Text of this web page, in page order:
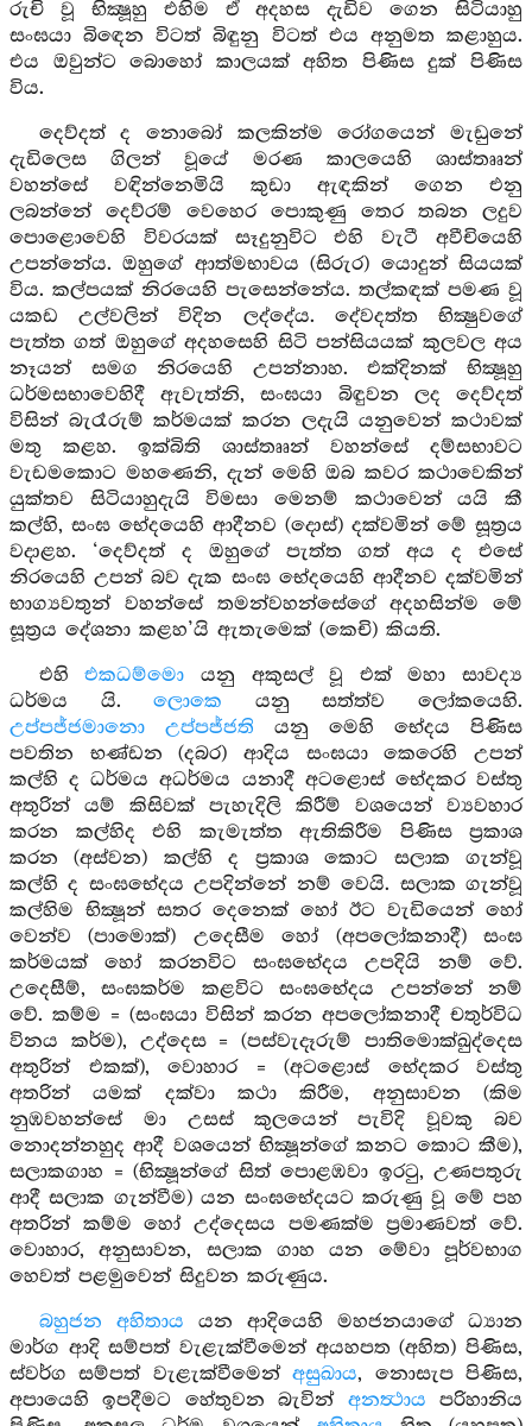
රුචි වූ භික්‍ෂූහු එහිම ඒ අදහස දැඩිව ගෙන සිටියාහු
සංඝයා බිඳෙන විටත් බිඳුනු විටත් එය අනුමත කළාහුය.
එය ඔවුන්ට බොහෝ කාලයක් අහිත පිණිස දුක් පිණිස
විය.
දෙව්දත් ද නොබෝ කලකින්ම රෝගයෙන් මැඩුනේ
දැඩිලෙස ගිලන් වූයේ මරණ කාලයෙහි ශාස්තෲන්
වහන්සේ වඳින්නෙමියි කුඩා ඇඳකින් ගෙන එනු
ලබන්නේ දෙව්රම් වෙහෙර පොකුණු තෙර තබන ලදුව
පොළොවෙහි විවරයක් සෑදුනුවිට එහි වැටී අවීචියෙහි
උපන්නේය. ඔහුගේ ආත්මභාවය (සිරුර) යොදුන් සියයක්
විය. කල්පයක් නිරයෙහි පැසෙන්නේය. තල්කඳක් පමණ වූ
යකඩ උල්වලින් විදින ලද්දේය. දේවදත්ත භික්‍ෂුවගේ
පැත්ත ගත් ඔහුගේ අදහසෙහි සිටි පන්සියයක් කුලවල අය
නෑයන් සමග නිරයෙහි උපන්නාහ. එක්දිනක් භික්‍ෂූහු
ධර්මසභාවෙහිදී ඇවැත්නි, සංඝයා බිඳුවන ලද දෙව්දත්
විසින් බැරෑරුම් කර්මයක් කරන ලදැයි යනුවෙන් කථාවක්
මතු කළහ. ඉක්බිති ශාස්තෲන් වහන්සේ දම්සභාවට
වැඩමකොට මහණෙනි, දැන් මෙහි ඔබ කවර කථාවෙකින්
යුක්තව සිටියාහුදැයි විමසා මෙනම් කථාවෙන් යයි කී
කල්හි, සංඝ භේදයෙහි ආදීනව (දොස්) දක්වමින් මේ සූත්‍රය
වදාළහ. ‘දෙව්දත් ද ඔහුගේ පැත්ත ගත් අය ද එසේ
නිරයෙහි උපන් බව දැක සංඝ භේදයෙහි ආදීනව දක්වමින්
භාග්‍යවතුන් වහන්සේ තමන්වහන්සේගේ අදහසින්ම මේ
සූත්‍රය දේශනා කළහ’යි ඇතැමෙක් (කෙචි) කියති.
එහිඑකධම්මො යනු අකුසල් වූ එක් මහා සාවද්‍ය
ධර්මය යි.ලොකෙ යනු සත්ත්ව ලෝකයෙහි.
උප්පජ්ජමානො උප්පජ්ජති යනු මෙහි භේදය පිණිස
පවතින භණ්ඩන (දබර) ආදිය සංඝයා කෙරෙහි උපන්
කල්හි ද ධර්මය අධර්මය යනාදී අටළොස් භේදකර වස්තු
අතුරින් යම් කිසිවක් පැහැදිලි කිරීම් වශයෙන් ව්‍යවහාර
කරන කල්හිද එහි කැමැත්ත ඇතිකිරීම පිණිස ප්‍රකාශ
කරන (අස්වන) කල්හි ද ප්‍රකාශ කොට සලාක ගැන්වූ
කල්හි ද සංඝභේදය උපදින්නේ නම් වෙයි. සලාක ගැන්වූ
කල්හිම භික්‍ෂූන් සතර දෙනෙක් හෝ ඊට වැඩියෙන් හෝ
වෙන්ව (පාමොක්) උදෙසීම හෝ (අපලෝකනාදී) සංඝ
කර්මයක් හෝ කරනවිට සංඝභේදය උපදියි නම් වේ.
උදෙසීම්, සංඝකර්ම කළවිට සංඝභේදය උපන්නේ නම්
වේ. කම්ම = (සංඝයා විසින් කරන අපලෝකනාදී චතුර්විධ
විනය කර්ම), උද්දෙස = (පස්වැදෑරුම් පාතිමොක්ඛුද්දෙස
අතුරින් එකක්), වොහාර = (අටළොස් භේදකර වස්තු
අතරින් යමක් දක්වා කථා කිරීම, අනුසාවන (කිම
නුඹවහන්සේ මා උසස් කුලයෙන් පැවිදි වූවකු බව
නොදන්නහුද ආදී වශයෙන් භික්‍ෂූන්ගේ කනට කොට කීම),
සලාකගාහ = (භික්‍ෂූන්ගේ සිත් පොළඹවා ඉරටු, උණපතුරු
ආදී සලාක ගැන්වීම) යන සංඝභේදයට කරුණු වූ මේ පහ
අතරින් කම්ම හෝ උද්දෙසය පමණක්ම ප්‍රමාණවත් වේ.
වොහාර, අනුසාවන, සලාක ගාහ යන මේවා පූර්වභාග
හෙවත් පළමුවෙන් සිදුවන කරුණුය.
බහුජන අහිතාය යන ආදියෙහි මහජනයාගේ ධ්‍යාන
මාර්ග ආදි සම්පත් වැළැක්වීමෙන් අයහපත (අහිත) පිණිස,
ස්වර්ග සම්පත් වැළැක්වීමෙන්අසුඛාය, නොසැප පිණිස,
අපායෙහි ඉපදීමට හේතුවන බැවින් අනත්‍ථාය පරිහානිය